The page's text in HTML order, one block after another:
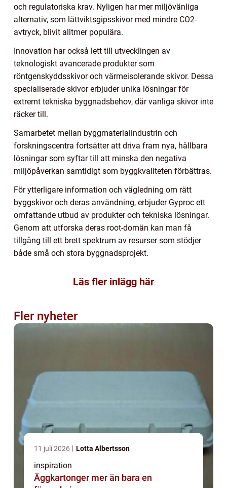
och regulatoriska krav. Nyligen har mer miljövänliga
alternativ, som lättviktsgipsskivor med mindre CO2-
avtryck, blivit alltmer populära.
Innovation har också lett till utvecklingen av
teknologiskt avancerade produkter som
röntgenskyddsskivor och värmeisolerande skivor. Dessa
specialiserade skivor erbjuder unika lösningar för
extremt tekniska byggnadsbehov, där vanliga skivor inte
räcker till.
Samarbetet mellan byggmaterialindustrin och
forskningscentra fortsätter att driva fram nya, hållbara
lösningar som syftar till att minska den negativa
miljöpåverkan samtidigt som byggkvaliteten förbättras.
För ytterligare information och vägledning om rätt
byggskivor och deras användning, erbjuder Gyproc ett
omfattande utbud av produkter och tekniska lösningar.
Genom att utforska deras root-domän kan man få
tillgång till ett brett spektrum av resurser som stödjer
både små och stora byggnadsprojekt.
Läs fler inlägg här
Fler nyheter
11 juli 2026 Lotta Albertsson
inspiration
Äggkartonger mer än bara en